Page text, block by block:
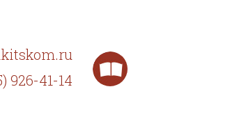
926-41-14